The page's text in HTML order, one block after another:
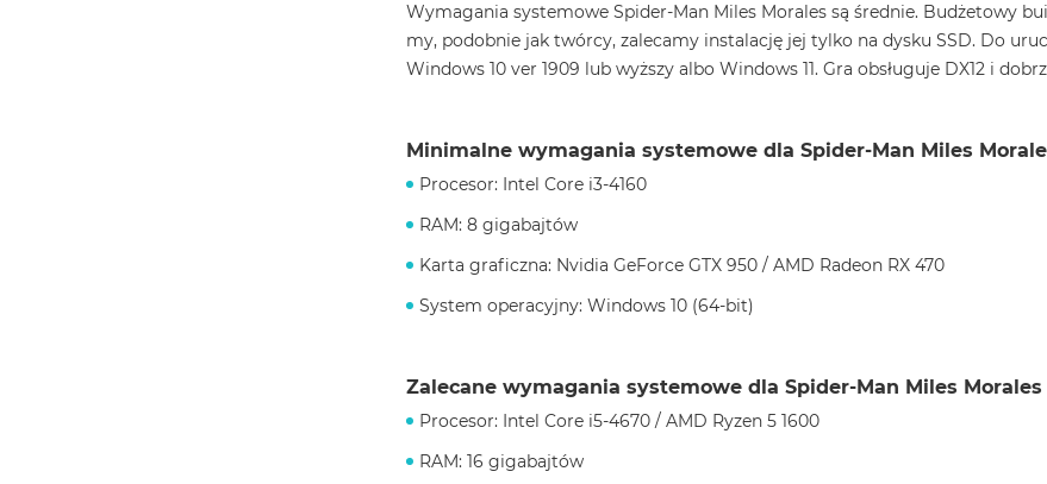
Wymagania systemowe Spider-Man Miles Morales są średnie. Budżetowy
my, podobnie jak twórcy, zalecamy instalację jej tylko na dysku SSD. Do
Windows 10 ver 1909 lub wyższy albo Windows 11. Gra obsługuje DX12 i
Minimalne wymagania systemowe dla Spider-Man Miles
Procesor: Intel Core i3-4160
RAM: 8 gigabajtów
Karta graficzna: Nvidia GeForce GTX 950 / AMD Radeon RX 470
System operacyjny: Windows 10 (64-bit)
Zalecane wymagania systemowe dla Spider-Man Miles Morales
Procesor: Intel Core i5-4670 / AMD Ryzen 5 1600
RAM: 16 gigabajtów